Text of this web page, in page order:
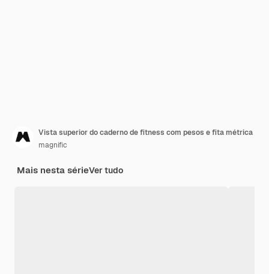
Vista superior do caderno de fitness com pesos e fita métrica
magnific
Mais nesta sérieVer tudo